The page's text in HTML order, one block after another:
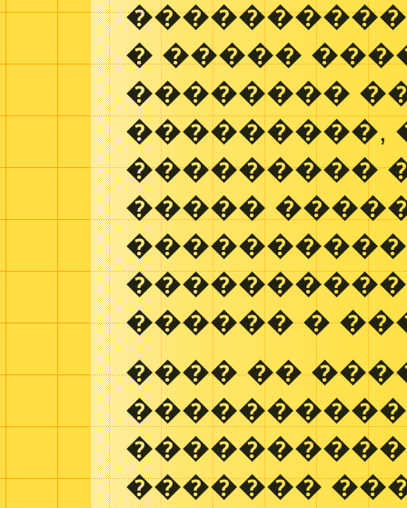
� �����
��������
���������,
���������
�����
������ �
���� ��
�������